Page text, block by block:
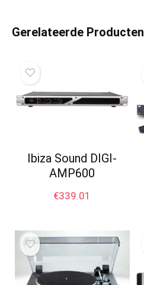
Gerelateerde Producten
Ibiza Sound DIGI-
AMP600
€339.01